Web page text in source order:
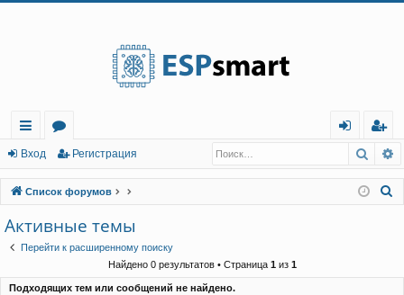
с
ы
лк
и
о
ру
м
ы
д
г
ис
тр
Вход Регистрация
Список форумов
Активные темы
Перейти к расширенному поиску
Найдено 0 результатов • Страница 1из 1
Подходящих тем или сообщений не найдено.